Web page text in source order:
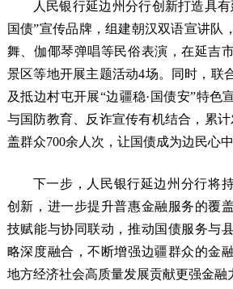
人民银行延边州分行创新打造具
国债”宣传品牌，组建朝汉双语宣讲队
舞、伽倻琴弹唱等民俗表演，在延吉
景区等地开展主题活动4场。同时，联
及抵边村屯开展“边疆稳·国债安”特色
与国防教育、反诈宣传有机结合，累
盖群众700余人次，让国债成为边民心中
下一步，人民银行延边州分行将
创新，进一步提升普惠金融服务的覆
技赋能与协同联动，推动国债服务与
略深度融合，不断增强边疆群众的金
地方经济社会高质量发展贡献更强金融